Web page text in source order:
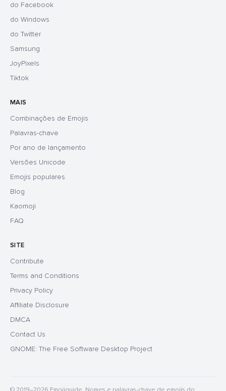
do Facebook
do Windows
do Twitter
Samsung
JoyPixels
Tiktok
MAIS
Combinações de Emojis
Palavras-chave
Por ano de lançamento
Versões Unicode
Emojis populares
Blog
Kaomoji
FAQ
SITE
Contribute
Terms and Conditions
Privacy Policy
Affiliate Disclosure
DMCA
Contact Us
GNOME: The Free Software Desktop Project